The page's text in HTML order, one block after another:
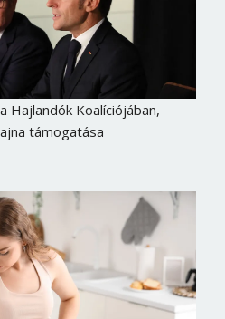
Hajlandók Koalíciójában,
támogatása